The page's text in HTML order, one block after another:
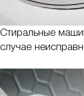
Стиральные
случае